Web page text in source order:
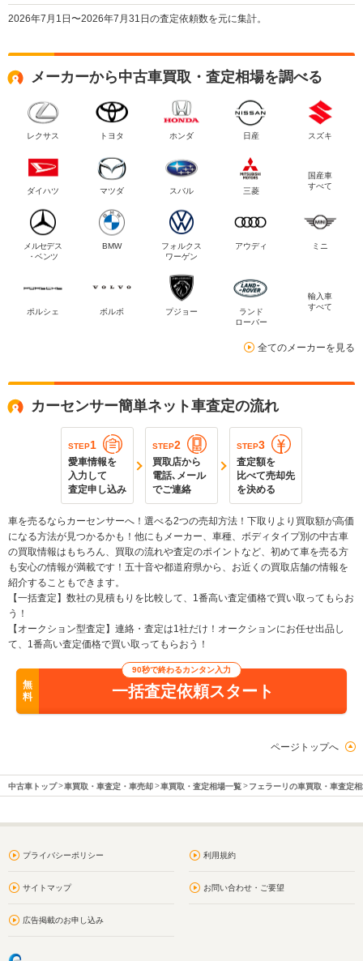
2026年7月1日〜2026年7月31日の査定依頼数を元に集計。
メーカーから中古車買取・査定相場を調べる
レクサス トヨタ ホンダ 日産 スズキ
ダイハツ マツダ スバル 三菱
国産車
すべて
メルセデス
・ベンツ
BMW
フォルクス
ワーゲン
アウディ ミニ
ポルシェ ボルボ プジョー
ランド
ローバー
輸入車
すべて
全てのメーカーを見る
カーセンサー簡単ネット車査定の流れ
STEP1
愛車情報を
入力して
査定申し込み
STEP2
買取店から
電話､メール
でご連絡
STEP3
査定額を
比べて売却先
を決める
車を売るならカーセンサーへ！選べる2つの売却方法！下取りより買取額が高価
になる方法が見つかるかも！他にもメーカー、車種、ボディタイプ別の中古車
の買取情報はもちろん、買取の流れや査定のポイントなど、初めて車を売る方
も安心の情報が満載です！五十音や都道府県から、お近くの買取店舗の情報を
紹介することもできます。
【一括査定】数社の見積もりを比較して、1番高い査定価格で買い取ってもらお
う！
【オークション型査定】連絡・査定は1社だけ！オークションにお任せ出品し
て、1番高い査定価格で買い取ってもらおう！
無
料
90秒で終わるカンタン入力
一括査定依頼スタート
ページトップへ
中古車トップ 車買取・車査定・車売却 車買取・査定相場一覧 フェラーリの車買取・車査定
プライバシーポリシー 利用規約
サイトマップ お問い合わせ・ご要望
広告掲載のお申し込み